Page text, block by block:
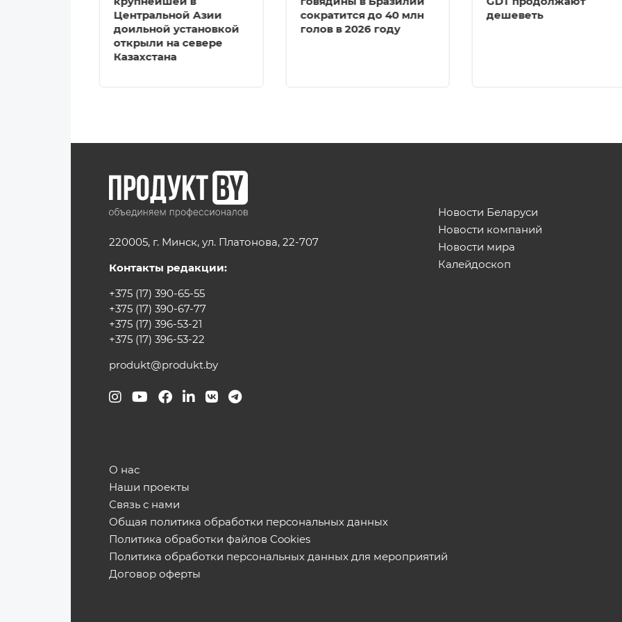
Центральной Азии
доильной установкой
открыли на севере
Казахстана
сократится до 40 млн
голов в 2026 году
дешеветь
220005, г. Минск, ул. Платонова, 22-707
Контакты редакции:
+375 (17) 390-65-55
+375 (17) 390-67-77
+375 (17) 396-53-21
+375 (17) 396-53-22
produkt@produkt.by
Новости Беларуси
Новости компаний
Новости мира
Калейдоскоп
О нас
Наши проекты
Связь с нами
Общая политика обработки персональных данных
Политика обработки файлов Cookies
Политика обработки персональных данных для мероприятий
Договор оферты